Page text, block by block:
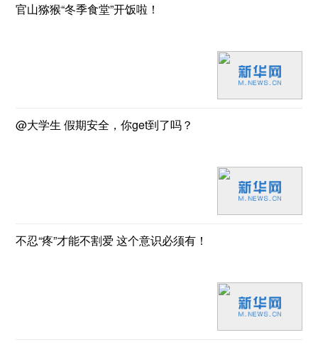
官山猕猴“冬季食堂”开饭啦！
@大学生 假期安全，你get到了吗？
不忍“疼”才能不割爱 这个意识必须有！